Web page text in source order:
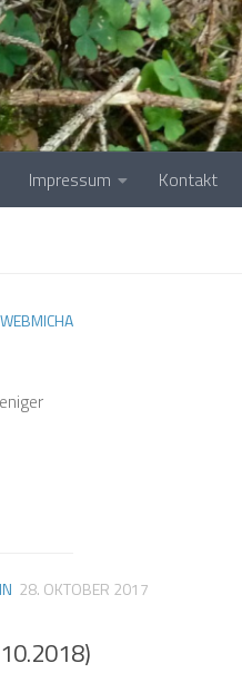
Impressum Kontakt
WEBMICHA
28. OKTOBER 2017